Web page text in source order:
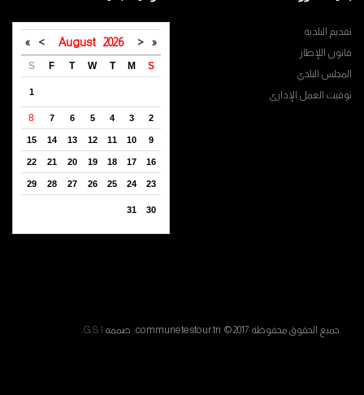
تقديم البلدية
قانون اللإطار
المجلس البلدي
توقيت العمل الإداري
«
<
August 2026
>
»
S
M
T
W
T
F
S
1
2
3
4
5
6
7
8
9
10
11
12
13
14
15
16
17
18
19
20
21
22
23
24
25
26
27
28
29
30
31
جميع الحقوق محفوظة communetestour.tn © 2017. صممه G S I
.